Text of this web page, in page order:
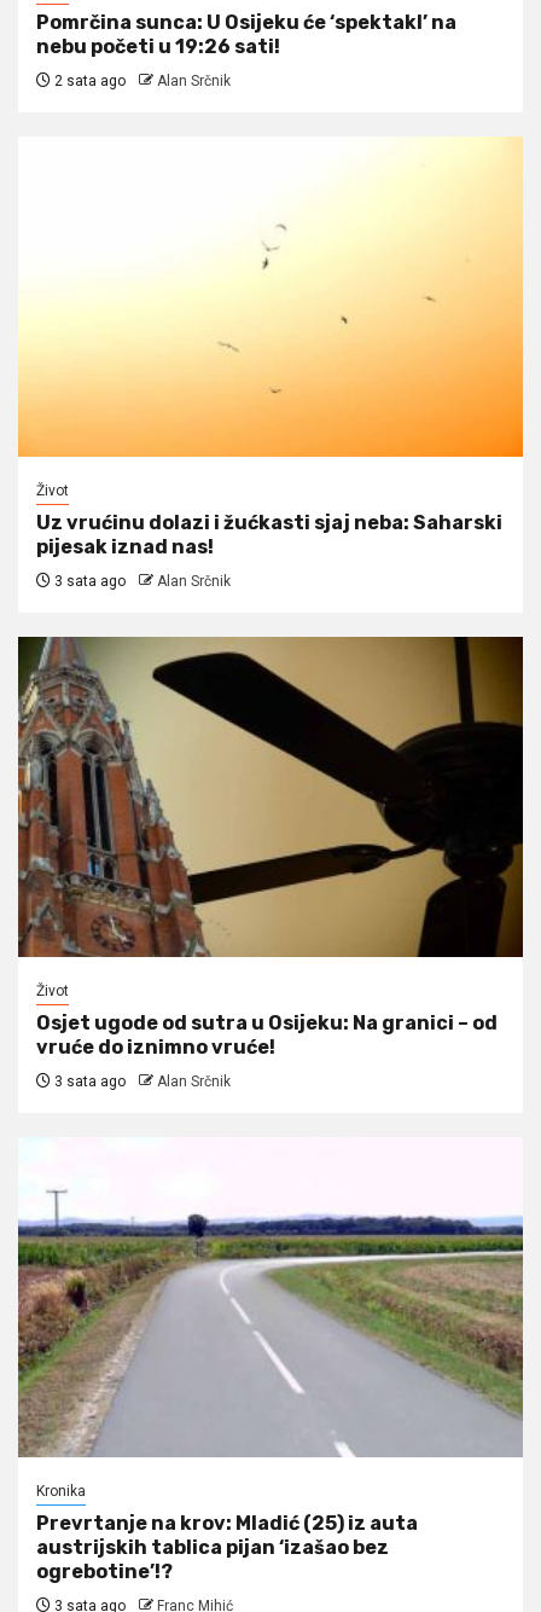
Pomrčina sunca: U Osijeku će ‘spektakl’ na
nebu početi u 19:26 sati!
2 sata ago Alan Srčnik
Život
Uz vrućinu dolazi i žućkasti sjaj neba: Saharski
pijesak iznad nas!
3 sata ago Alan Srčnik
Život
Osjet ugode od sutra u Osijeku: Na granici – od
vruće do iznimno vruće!
3 sata ago Alan Srčnik
Kronika
Prevrtanje na krov: Mladić (25) iz auta
austrijskih tablica pijan ‘izašao bez
ogrebotine’!?
3 sata ago Franc Mihić